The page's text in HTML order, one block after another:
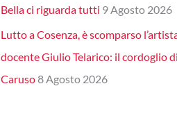
Bella ci riguarda tutti 9 Agosto 2026
Lutto a Cosenza, è scomparso
docente Giulio Telarico: il cordoglio
Caruso8 Agosto 2026